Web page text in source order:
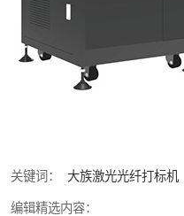
关键词： 大族激光光纤打标机
编辑精选内容：